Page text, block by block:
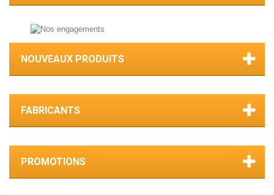
NOUVEAUX PRODUITS
FABRICANTS
PROMOTIONS